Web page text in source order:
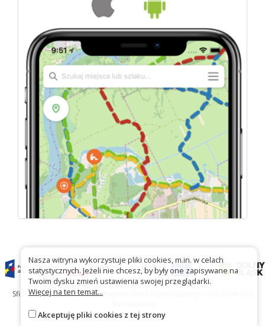
Sfinansowano ze środków Województwa Dolnośląskiego i środków Unii
Nasza witryna wykorzystuje pliki cookies, m.in. w celach
statystycznych. Jeżeli nie chcesz, by były one zapisywane na
Twoim dysku zmień ustawienia swojej przeglądarki.
Więcej na ten temat...
Akceptuję pliki cookies z tej strony